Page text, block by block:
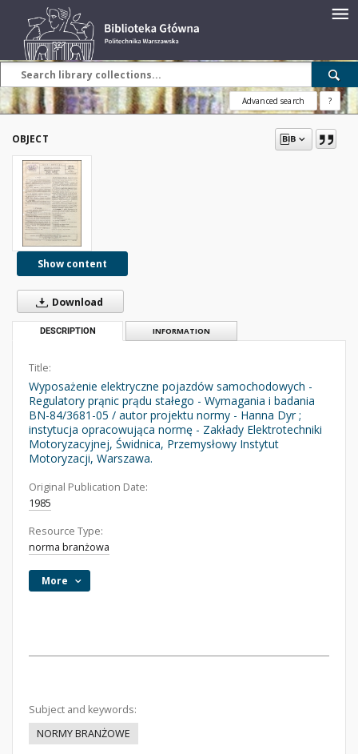
Advanced search ?
OBJECT
Show content
Download
DESCRIPTION INFORMATION
Title:
Wyposażenie elektryczne pojazdów samochodowych -
Regulatory prąnic prądu stałego - Wymagania i badania
BN-84/3681-05 / autor projektu normy - Hanna Dyr ;
instytucja opracowująca normę - Zakłady Elektrotechniki
Motoryzacyjnej, Świdnica, Przemysłowy Instytut
Motoryzacji, Warszawa.
Original Publication Date:
1985
Resource Type:
norma branżowa
More
Subject and keywords:
NORMY BRANŻOWE